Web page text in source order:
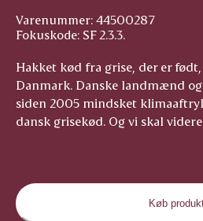
Varenummer: 44500287
Fokuskode: SF 2.3.3.
Hakket kød fra grise, der er
Danmark. Danske landmænd
siden 2005 mindsket
dansk grisekød. Og vi skal
Køb